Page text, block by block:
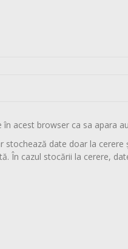
în acest browser ca sa apara
stochează date doar la
În cazul stocării la cerere,